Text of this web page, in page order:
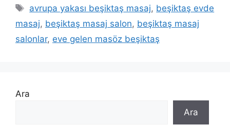
Etiketler
avrupa yakası beşiktaş masaj, beşiktaş evde
masaj, beşiktaş masaj salon, beşiktaş masaj
salonlar, eve gelen masöz beşiktaş
Ara
Ara